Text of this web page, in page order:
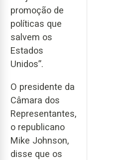
promoção de
políticas que
salvem os
Estados
Unidos”.
O presidente da
Câmara dos
Representantes,
o republicano
Mike Johnson,
disse que os